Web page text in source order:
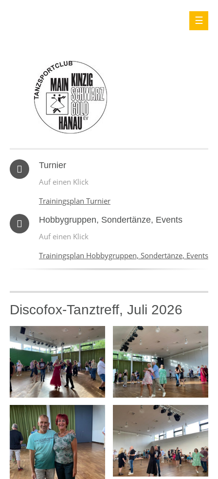
Turnier
Auf einen Klick
Trainingsplan Turnier
Hobbygruppen, Sondertänze, Events
Auf einen Klick
Trainingsplan Hobbygruppen, Sondertänze, Events
Discofox-Tanztreff, Juli 2026